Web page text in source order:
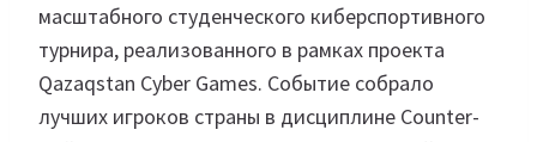
масштабного студенческого киберспортивного
турнира, реализованного в рамках проекта
Qazaqstan Cyber Games. Событие собрало
лучших игроков страны в дисциплине Counter-